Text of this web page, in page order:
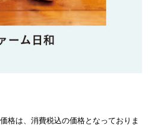
格は、消費税込の価格となっておりま